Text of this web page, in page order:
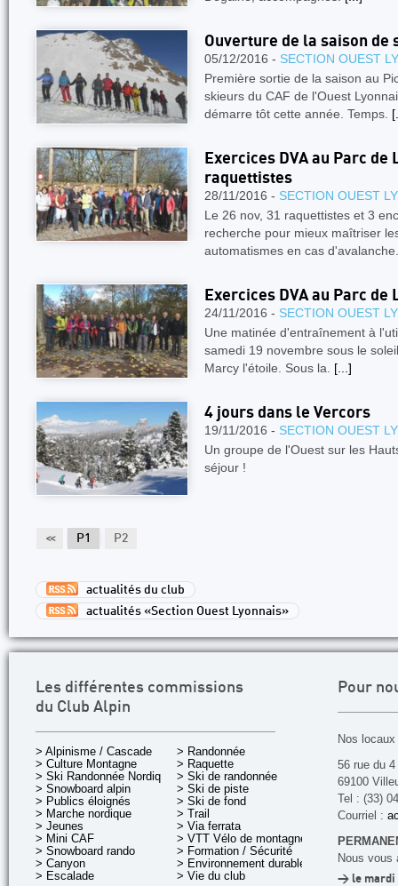
Ouverture de la saison de
05/12/2016 - SECTION OUEST
Première sortie de la saison au
skieurs du CAF de l'Ouest
démarre tôt cette année. Temps.
Exercices DVA au Parc
raquettistes
28/11/2016 - SECTION OUEST
Le 26 nov, 31 raquettistes et 3
recherche pour mieux maîtriser
automatismes en cas
Exercices DVA au Parc de
24/11/2016 - SECTION OUEST
Une matinée d'entraînement à
samedi 19 novembre sous le
Marcy l'étoile. Sous la. [...]
4 jours dans le Vercors
19/11/2016 - SECTION OUEST
Un groupe de l'Ouest sur les
séjour !
<< P1 P2
actualités du club
actualités «Section Ouest Lyonnais»
Les différentes commissions
du Club Alpin
> Alpinisme / Cascade
> Culture Montagne
> Ski Randonnée Nordique
> Snowboard alpin
> Publics éloignés
> Marche nordique
> Jeunes
> Mini CAF
> Snowboard rando
> Canyon
> Escalade
> Randonnée
> Raquette
> Ski de randonnée
> Ski de piste
> Ski de fond
> Trail
> Via ferrata
> VTT Vélo de montagne
> Formation / Sécurité
> Environnement durable
> Vie du club
Pour
Nos
56 rue du
69100
Tel : (33)
Courriel :
Nous vous
> le mardi